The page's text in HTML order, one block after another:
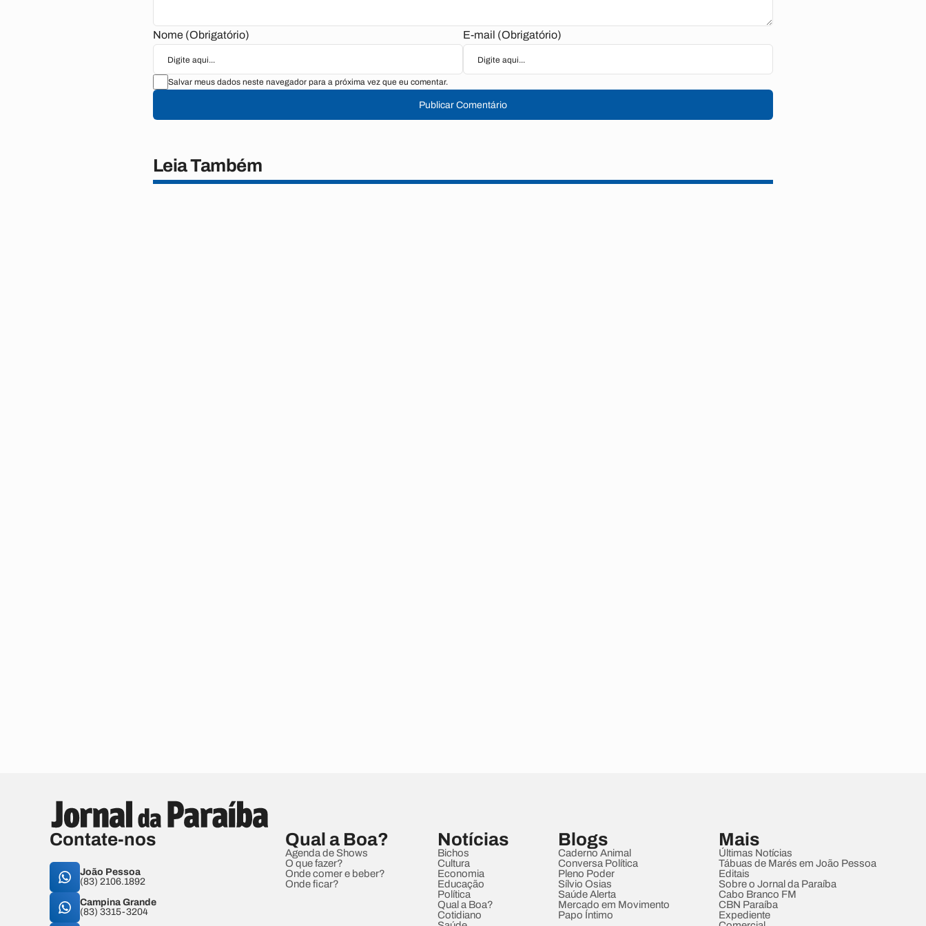
Nome (Obrigatório) E-mail (Obrigatório)
Salvar meus dados neste navegador para a próxima vez que eu comentar.
Publicar Comentário
Leia Também
Contate-nos
João Pessoa
(83) 2106.1892
Campina Grande
(83) 3315-3204
Qual a Boa?
Agenda de Shows
O que fazer?
Onde comer e beber?
Onde ficar?
Notícias
Bichos
Cultura
Economia
Educação
Política
Qual a Boa?
Cotidiano
Blogs
Caderno Animal
Conversa Política
Pleno Poder
Sílvio Osias
Saúde Alerta
Mercado em Movimento
Papo Íntimo
Mais
Últimas Notícias
Tábuas de Marés em João Pessoa
Editais
Sobre o Jornal da Paraíba
Cabo Branco FM
CBN Paraíba
Expediente